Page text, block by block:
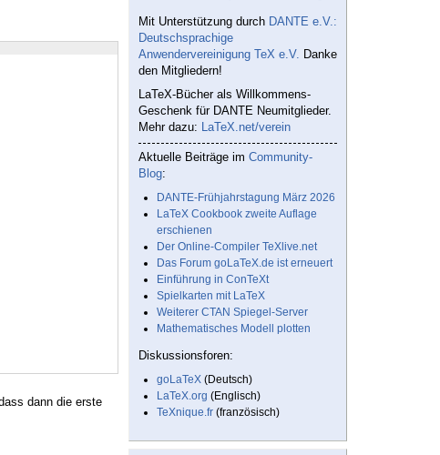
dann die erste
Mit Unterstützung durch DANTE e.V.:
Deutschsprachige
Anwendervereinigung TeX e.V. Danke
den Mitgliedern!
LaTeX-Bücher als Willkommens-
Geschenk für DANTE Neumitglieder.
Mehr dazu: LaTeX.net/verein
Aktuelle Beiträge im Community-
Blog:
DANTE-Frühjahrstagung März 2026
LaTeX Cookbook zweite Auflage
erschienen
Der Online-Compiler TeXlive.net
Das Forum goLaTeX.de ist erneuert
Einführung in ConTeXt
Spielkarten mit LaTeX
Weiterer CTAN Spiegel-Server
Mathematisches Modell plotten
Diskussionsforen:
goLaTeX (Deutsch)
LaTeX.org (Englisch)
TeXnique.fr (französisch)